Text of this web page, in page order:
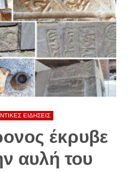
ΕΙΔΗΣΕΙΣ
έκρυβε
αυλή του